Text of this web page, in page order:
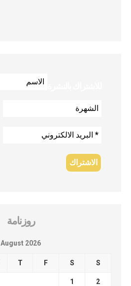
روزنامة
August 2026
T F S S
1 2